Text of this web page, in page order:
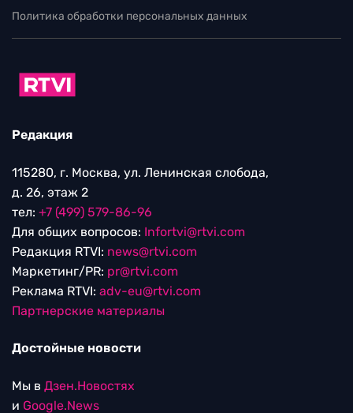
Политика обработки персональных данных
Редакция
115280, г. Москва, ул. Ленинская слобода,
д. 26, этаж 2
тел: +7 (499) 579-86-96
Для общих вопросов: Infortvi@rtvi.com
Редакция RTVI: news@rtvi.com
Маркетинг/PR: pr@rtvi.com
Реклама RTVI: adv-eu@rtvi.com
Партнерские материалы
Достойные новости
Мы в Дзен.Новостях
и Google.News